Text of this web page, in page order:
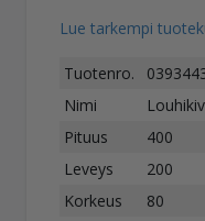
Lue tarkempi
Tuotenro.
Nimi
Pituus
400
Leveys
200
Korkeus
80